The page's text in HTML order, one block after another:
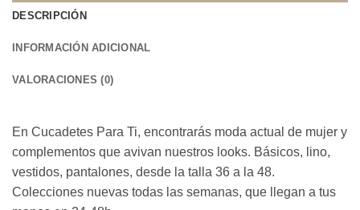
DESCRIPCIÓN
INFORMACIÓN ADICIONAL
VALORACIONES (0)
En Cucadetes Para Ti, encontrarás moda actual de mujer y
complementos que avivan nuestros looks. Básicos, lino,
vestidos, pantalones, desde la talla 36 a la 48.
Colecciones nuevas todas las semanas, que llegan a tus